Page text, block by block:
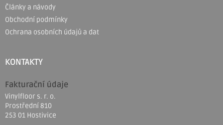
Články a návody
Obchodní podmínky
Ochrana osobních údajů a dat
KONTAKTY
Fakturační údaje
Vinylfloor s. r. o.
Prostřední 810
253 01 Hostivice